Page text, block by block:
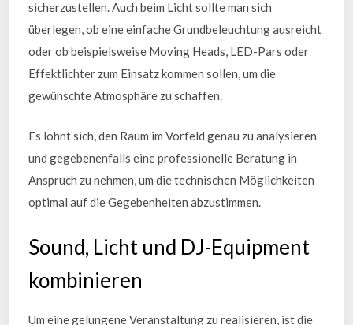
sicherzustellen. Auch beim Licht sollte man sich
überlegen, ob eine einfache Grundbeleuchtung ausreicht
oder ob beispielsweise Moving Heads, LED-Pars oder
Effektlichter zum Einsatz kommen sollen, um die
gewünschte Atmosphäre zu schaffen.
Es lohnt sich, den Raum im Vorfeld genau zu analysieren
und gegebenenfalls eine professionelle Beratung in
Anspruch zu nehmen, um die technischen Möglichkeiten
optimal auf die Gegebenheiten abzustimmen.
Sound, Licht und DJ-Equipment
kombinieren
Um eine gelungene Veranstaltung zu realisieren, ist die